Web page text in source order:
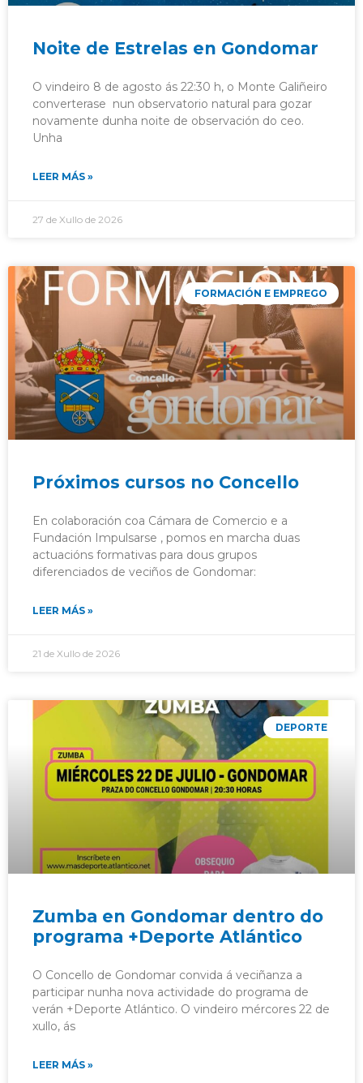
Noite de Estrelas en Gondomar
O vindeiro 8 de agosto ás 22:30 h, o Monte Galiñeiro
converterase nun observatorio natural para gozar
novamente dunha noite de observación do ceo.
Unha
LEER MÁS »
27 de Xullo de 2026
FORMACIÓN E EMPREGO
Próximos cursos no Concello
En colaboración coa Cámara de Comercio e a
Fundación Impulsarse , pomos en marcha duas
actuacións formativas para dous grupos
diferenciados de veciños de Gondomar:
LEER MÁS »
21 de Xullo de 2026
DEPORTE
Zumba en Gondomar dentro do
programa +Deporte Atlántico
O Concello de Gondomar convida á veciñanza a
participar nunha nova actividade do programa de
verán +Deporte Atlántico. O vindeiro mércores 22 de
xullo, ás
LEER MÁS »